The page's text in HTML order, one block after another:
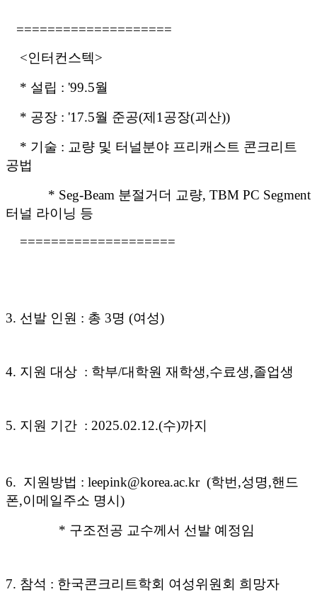
====================
<인터컨스텍>
* 설립 : '99.5월
* 공장 : '17.5월 준공(제1공장(괴산))
* 기술 : 교량 및 터널분야 프리캐스트 콘크리트
공법
* Seg-Beam 분절거더 교량, TBM PC Segment
터널 라이닝 등
====================
3. 선발 인원 : 총 3명 (여성)
4. 지원 대상 : 학부/대학원 재학생,수료생,졸업생
5. 지원 기간 : 2025.02.12.(수)까지
6. 지원방법 : leepink@korea.ac.kr (학번,성명,핸드
폰,이메일주소 명시)
* 구조전공 교수께서 선발 예정임
7. 참석 : 한국콘크리트학회 여성위원회 희망자